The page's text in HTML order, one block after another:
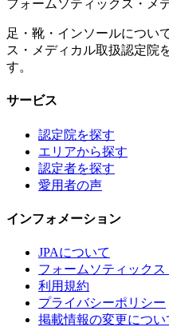
フォームソティックス・メ
足・靴・インソールについ
ス・メディカル取扱認定院
す。
サービス
認定院を探す
エリアから探す
認定者を探す
愛用者の声
インフォメーション
JPAについて
フォームソティック
利用規約
プライバシーポリシー
掲載情報の変更につい